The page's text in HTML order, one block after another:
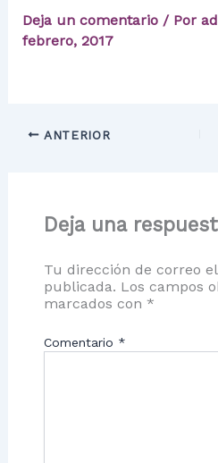
Deja un comentario / Por
febrero, 2017
ANTERIOR
Deja una
Tu dirección de correo
publicada. Los campos
marcados con *
Comentario *